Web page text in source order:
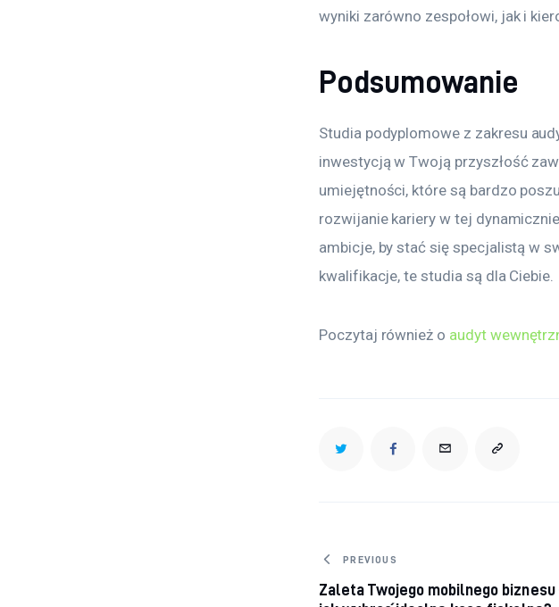
wyniki zarówno zespołowi, jak i
Podsumowanie
Studia podyplomowe z zakresu
inwestycją w Twoją przyszłość
umiejętności, które są bardzo
rozwijanie kariery w tej
ambicje, by stać się specjalistą w
kwalifikacje, te studia są dla Ciebie.
Poczytaj również o audyt
Nawigacja wpisu
PREVIOUS
Zaleta Twojego mobilnego biznesu